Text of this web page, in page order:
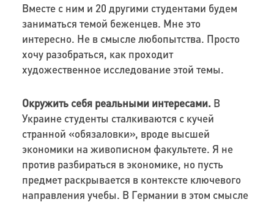
Вместе с ним и 20 другими студентами будем
заниматься темой беженцев. Мне это
интересно. Не в смысле любопытства. Просто
хочу разобраться, как проходит
художественное исследование этой темы.
Окружить себя реальными интересами. В
Украине студенты сталкиваются с кучей
странной «обязаловки», вроде высшей
экономики на живописном факультете. Я не
против разбираться в экономике, но пусть
предмет раскрывается в контексте ключевого
направления учебы. В Германии в этом смысле